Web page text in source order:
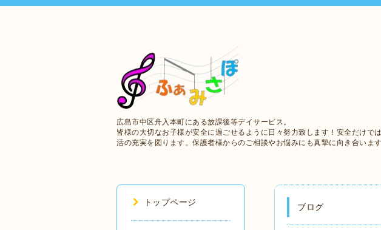
広島市中区舟入本町にある放課後等デイサービス。
皆様の大切なお子様が安全に過ごせるように日々努力致します！安全だけで
活の充実を図ります。保護者様からのご相談やお悩みにも真摯に向き合いま
ブログ
トップページ